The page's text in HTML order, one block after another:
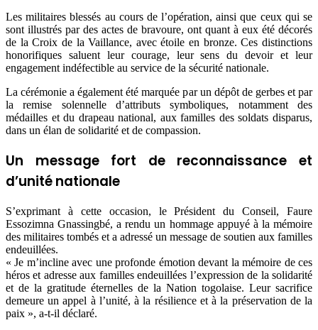
Les militaires blessés au cours de l’opération, ainsi que ceux qui se
sont illustrés par des actes de bravoure, ont quant à eux été décorés
de la Croix de la Vaillance, avec étoile en bronze. Ces distinctions
honorifiques saluent leur courage, leur sens du devoir et leur
engagement indéfectible au service de la sécurité nationale.
La cérémonie a également été marquée par un dépôt de gerbes et par
la remise solennelle d’attributs symboliques, notamment des
médailles et du drapeau national, aux familles des soldats disparus,
dans un élan de solidarité et de compassion.
Un message fort de reconnaissance et
d’unité nationale
S’exprimant à cette occasion, le Président du Conseil, Faure
Essozimna Gnassingbé, a rendu un hommage appuyé à la mémoire
des militaires tombés et a adressé un message de soutien aux familles
endeuillées.
« Je m’incline avec une profonde émotion devant la mémoire de ces
héros et adresse aux familles endeuillées l’expression de la solidarité
et de la gratitude éternelles de la Nation togolaise. Leur sacrifice
demeure un appel à l’unité, à la résilience et à la préservation de la
paix », a-t-il déclaré.